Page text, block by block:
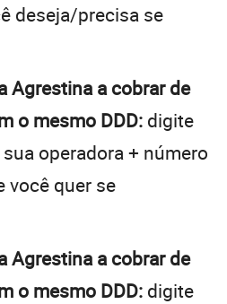
deseja/precisa se
Agrestina a cobrar de
o mesmo DDD: digite
operadora + número
você quer se
Agrestina a cobrar de
o mesmo DDD: digite